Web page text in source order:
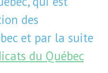
des
et par la suite
du Québec